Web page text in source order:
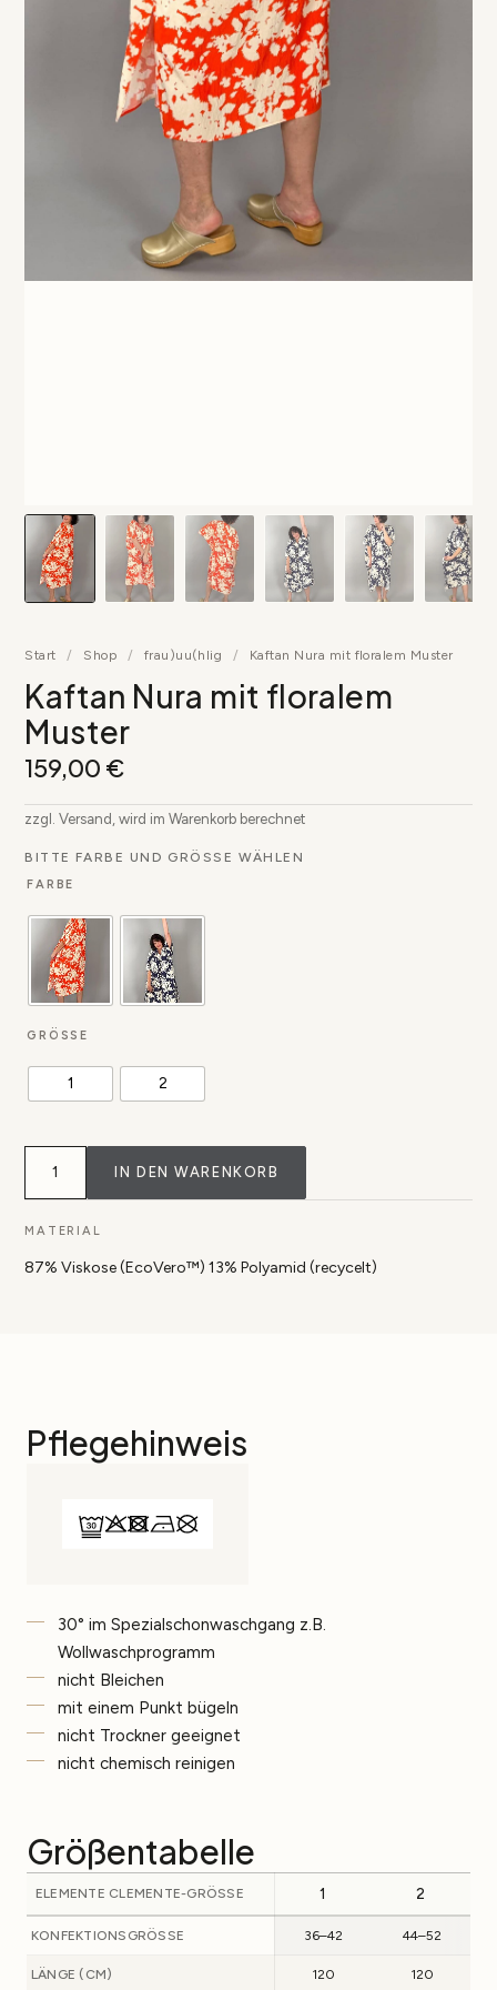
Start / Shop / frau)uu(hlig / Kaftan Nura mit floralem Muster
Kaftan Nura mit floralem
Muster
159,00 €
zzgl. Versand, wird im Warenkorb berechnet
BITTE FARBE UND GRÖSSE WÄHLEN
FARBE
GRÖSSE
1 2
Kaftan
Nura
floralem
Muster
Menge
IN DEN WARENKORB
MATERIAL
87% Viskose (EcoVero™) 13% Polyamid (recycelt)
Pflegehinweis
30° im Spezialschonwaschgang z.B.
Wollwaschprogramm
nicht Bleichen
mit einem Punkt bügeln
nicht Trockner geeignet
nicht chemisch reinigen
Größentabelle
ELEMENTE CLEMENTE-GRÖSSE 1 2
KONFEKTIONSGRÖSSE 36–42 44–52
LÄNGE (CM) 120 120